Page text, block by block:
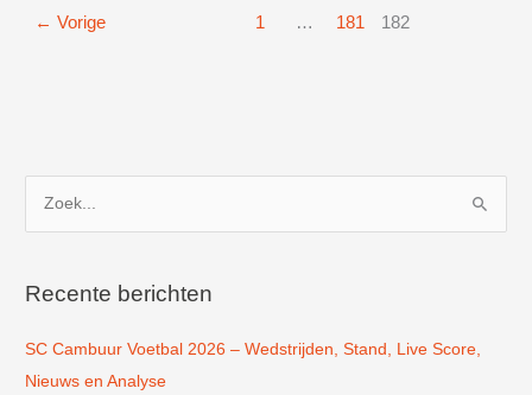
← Vorige 1 … 181 182
k
a
a
Recente berichten
SC Cambuur Voetbal 2026 – Wedstrijden, Stand, Live Score,
Nieuws en Analyse